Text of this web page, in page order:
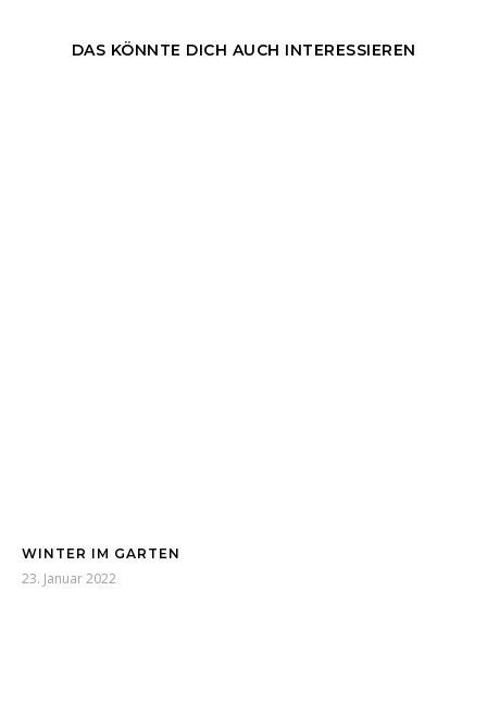
DAS KÖNNTE DICH AUCH INTERESSIEREN
WINTER IM GARTEN
23. Januar 2022